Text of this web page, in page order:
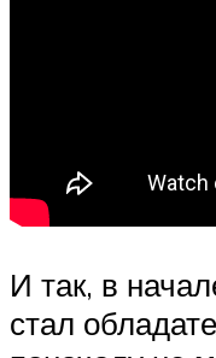
И так, в
стал